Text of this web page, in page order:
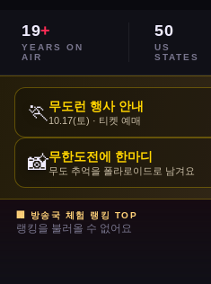
이란, 호르무즈 해협 '통
민주당 전국위, 2024년 선
주거비 계속 상승 — 임차
이스라엘, 레바논 휴전 연
19+
YEARS ON
AIR
50
US
STATES
🏃 무도런 행사 안내
10.17(토) · 티켓 예매
📸무한도전에 한마디
무도 추억을 폴라로이드로 남겨요
🏢 방송국 체험 랭킹 TOP
랭킹을 불러올 수 없어요